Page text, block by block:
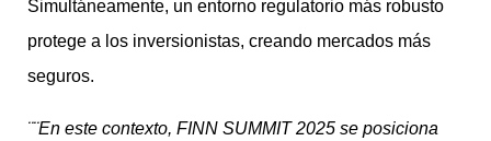
Simultáneamente, un entorno regulatorio más robusto
protege a los inversionistas, creando mercados más
seguros.
¨¨En este contexto, FINN SUMMIT 2025 se posiciona